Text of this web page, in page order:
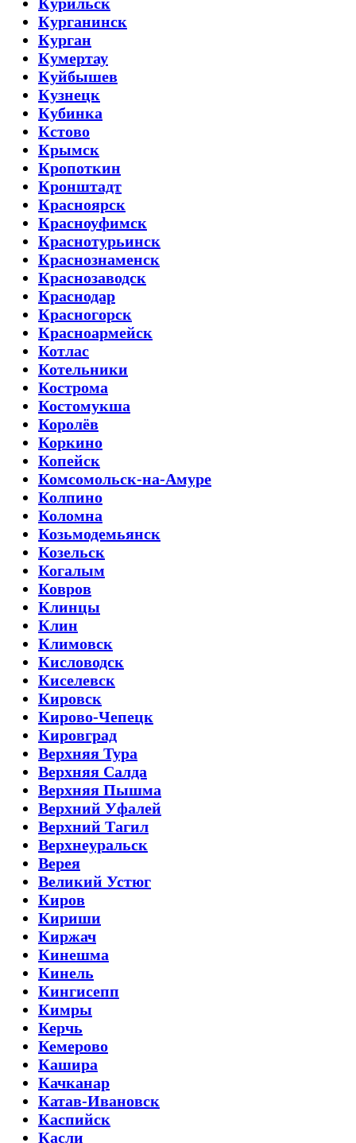
Курганинск
Курган
Кумертау
Куйбышев
Кузнецк
Кубинка
Кстово
Крымск
Кропоткин
Кронштадт
Красноярск
Красноуфимск
Краснотурьинск
Краснознаменск
Краснозаводск
Краснодар
Красногорск
Красноармейск
Котлас
Котельники
Кострома
Костомукша
Королёв
Коркино
Копейск
Комсомольск-на-Амуре
Колпино
Коломна
Козьмодемьянск
Козельск
Когалым
Ковров
Клинцы
Клин
Климовск
Кисловодск
Киселевск
Кировск
Кирово-Чепецк
Кировград
Верхняя Тура
Верхняя Салда
Верхняя Пышма
Верхний Уфалей
Верхний Тагил
Верхнеуральск
Верея
Великий Устюг
Киров
Кириши
Киржач
Кинешма
Кинель
Кингисепп
Кимры
Керчь
Кемерово
Кашира
Качканар
Катав-Ивановск
Каспийск
Касли